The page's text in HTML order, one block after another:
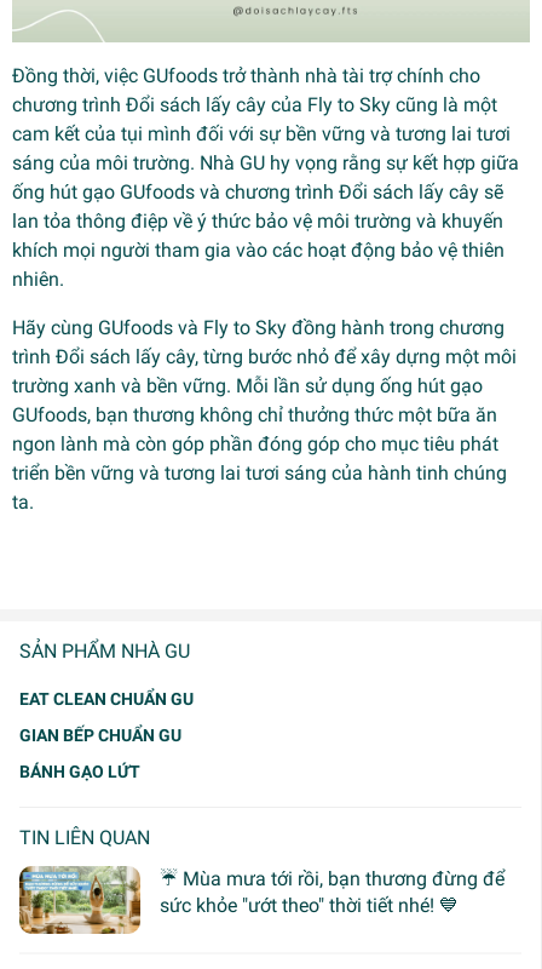
SẢN PHẨM NHÀ GU
EAT CLEAN CHUẨN GU
GIAN BẾP CHUẨN GU
BÁNH GẠO LỨT
TIN LIÊN QUAN
☔ Mùa mưa tới rồi, bạn thương đừng để
sức khỏe "ướt theo" thời tiết nhé! 💙
Đồng thời, việc GUfoods trở thành nhà tài trợ chính cho
chương trình Đổi sách lấy cây của Fly to Sky cũng là một
cam kết của tụi mình đối với sự bền vững và tương lai tươi
sáng của môi trường. Nhà GU hy vọng rằng sự kết hợp giữa
ống hút gạo GUfoods và chương trình Đổi sách lấy cây sẽ
lan tỏa thông điệp về ý thức bảo vệ môi trường và khuyến
khích mọi người tham gia vào các hoạt động bảo vệ thiên
nhiên.
Hãy cùng GUfoods và Fly to Sky đồng hành trong chương
trình Đổi sách lấy cây, từng bước nhỏ để xây dựng một môi
trường xanh và bền vững. Mỗi lần sử dụng ống hút gạo
GUfoods, bạn thương không chỉ thưởng thức một bữa ăn
ngon lành mà còn góp phần đóng góp cho mục tiêu phát
triển bền vững và tương lai tươi sáng của hành tinh chúng
ta.